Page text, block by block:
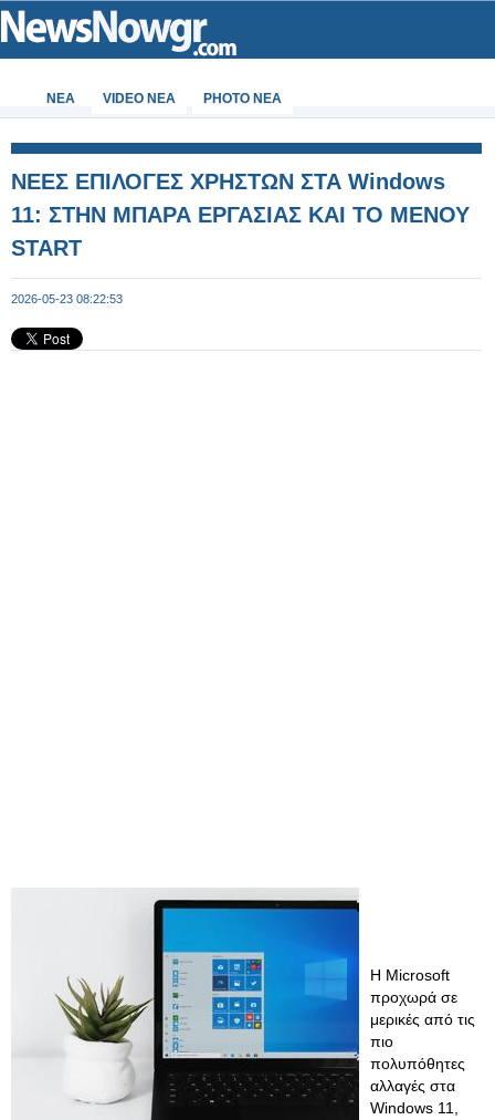
ΝΕΑ VIDEO NEA PHOTO NEA
ΝΕΕΣ ΕΠΙΛΟΓΕΣ ΧΡΗΣΤΩΝ ΣΤΑ Windows
11: ΣΤΗΝ ΜΠΑΡΑ ΕΡΓΑΣΙΑΣ ΚΑΙ ΤΟ ΜΕΝΟΥ
START
2026-05-23 08:22:53
Η Microsoft
προχωρά σε
μερικές από τις
πιο
πολυπόθητες
αλλαγές στα
Windows 11,